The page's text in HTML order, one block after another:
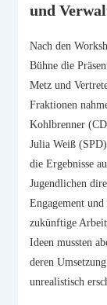
und
Nach den
Bühne die
Metz und
Fraktionen
Kohlbrenner
Julia Weiß
die Ergebnisse
Jugendlichen
Engagement
zukünftige
Ideen mussten
deren
unrealistisch